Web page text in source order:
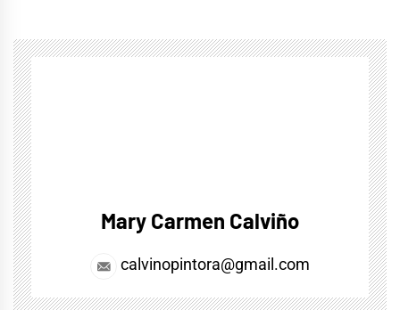
Mary Carmen Calviño
calvinopintora@gmail.com